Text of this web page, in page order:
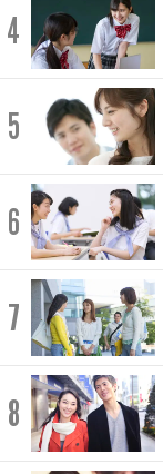
4
5
6
7
8